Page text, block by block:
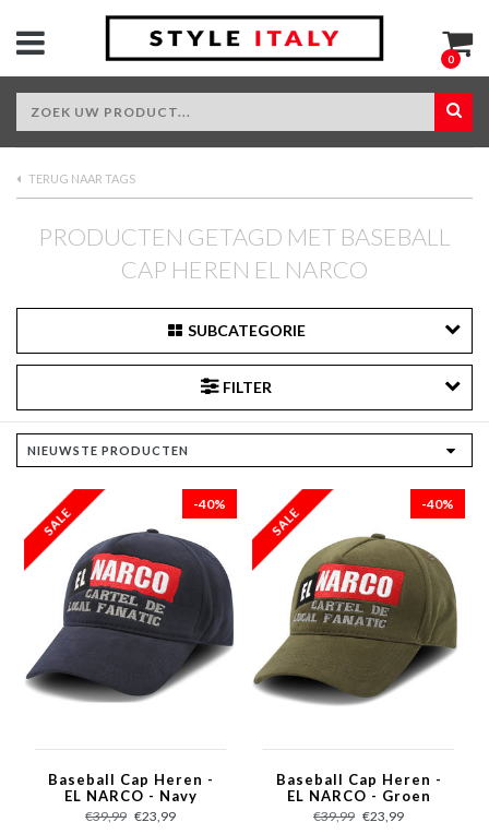
0
TERUG NAAR TAGS
PRODUCTEN GETAGD MET BASEBALL
CAP HEREN EL NARCO
SUBCATEGORIE
FILTER
-40%
Baseball Cap Heren -
EL NARCO - Navy
€39,99 €23,99
-40%
Baseball Cap Heren -
EL NARCO - Groen
€39,99 €23,99